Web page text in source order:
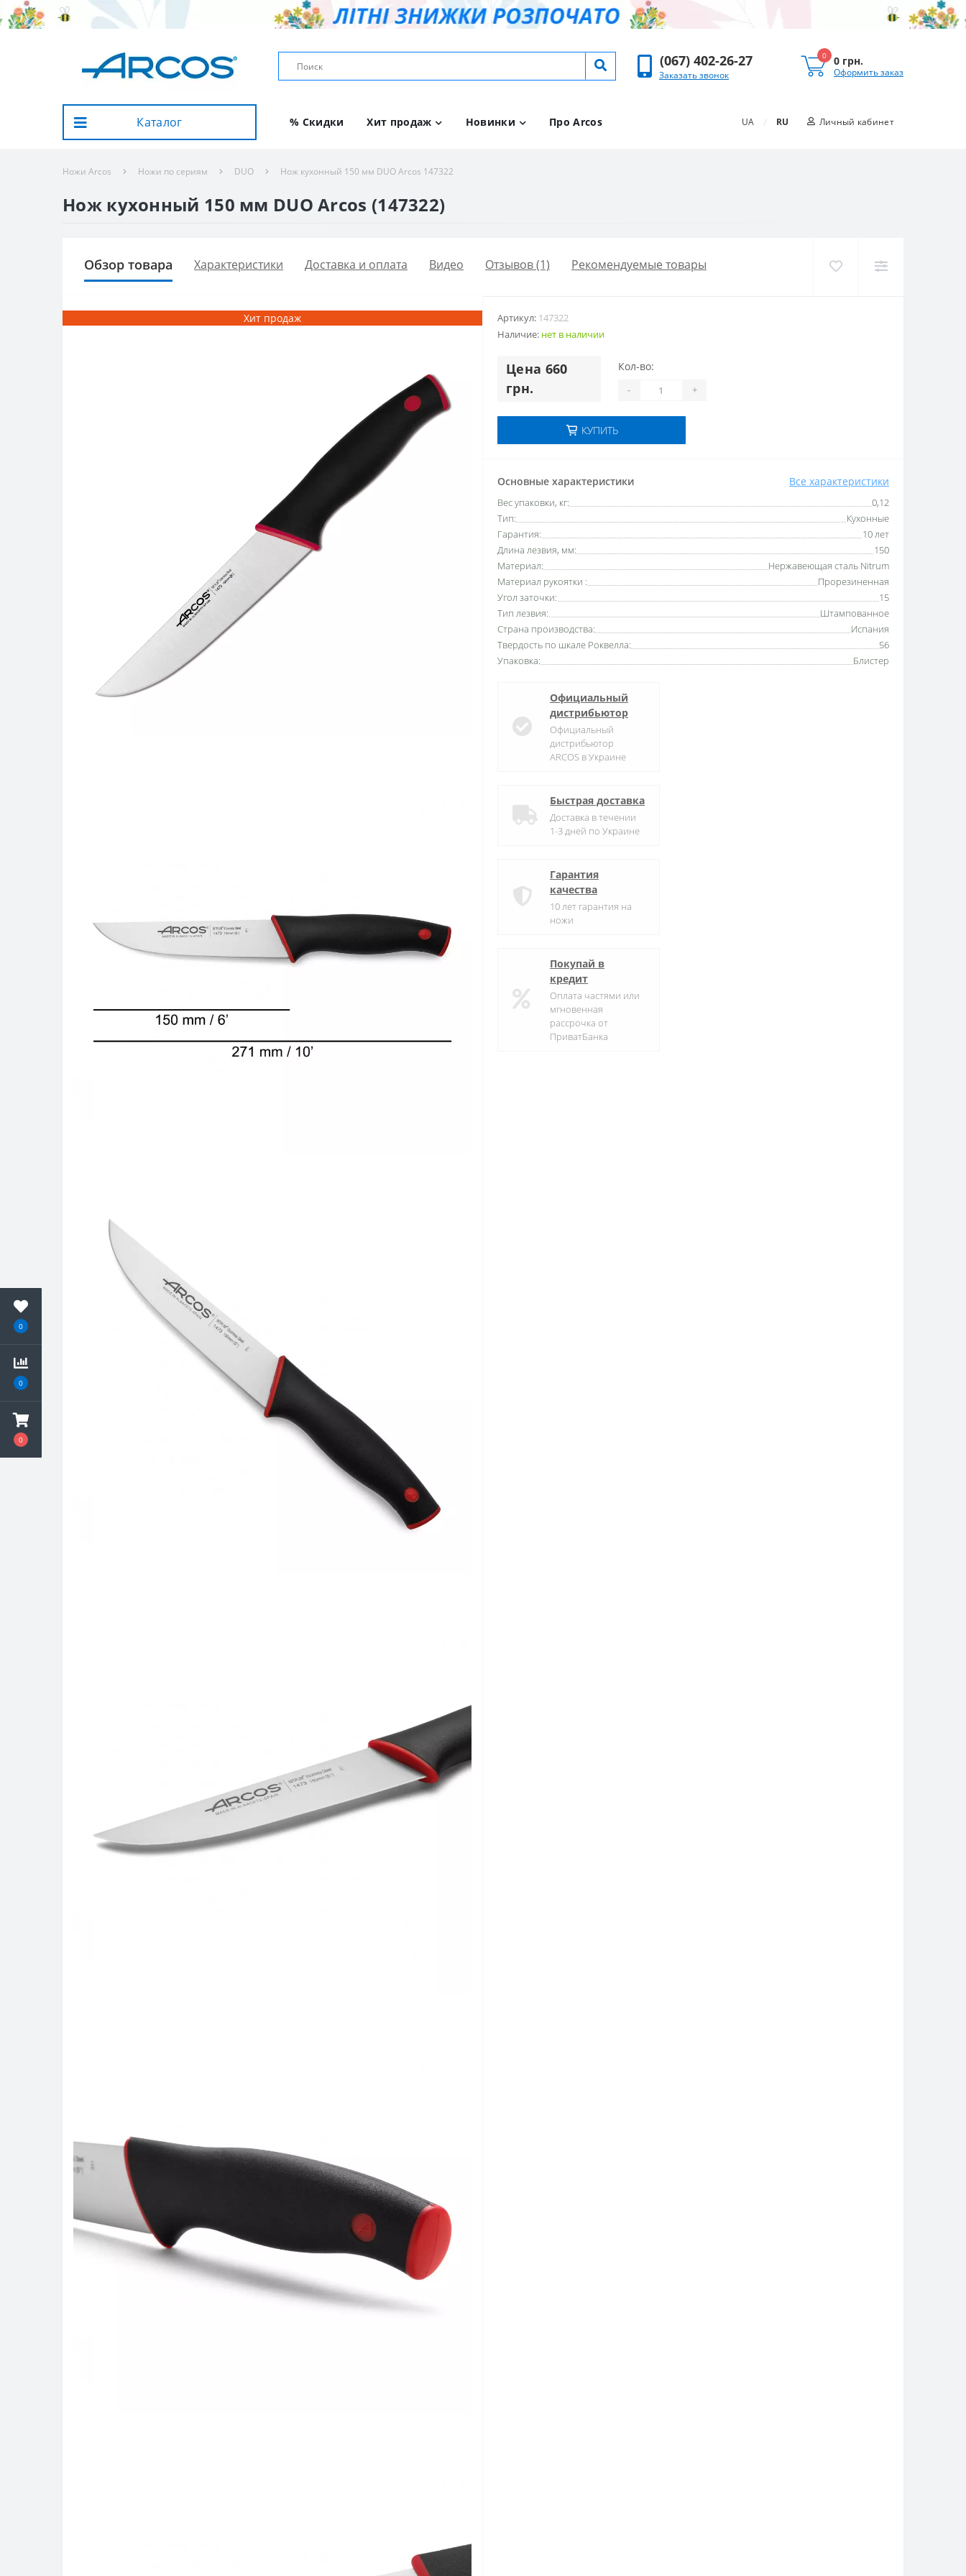
0
0
0
(067) 402-26-27
Заказать звонок
0 0 грн.
Оформить заказ
Каталог % Скидки Хит продаж Новинки Про Arcos UA / RU Личный кабинет
Ножи Arcos Ножи по сериям DUO Нож кухонный 150 мм DUO Arcos 147322
Нож кухонный 150 мм DUO Arcos (147322)
Обзор товара Характеристики Доставка и оплата Видео Отзывов (1) Рекомендуемые товары
Хит продаж Артикул: 147322
Наличие: нет в наличии
Цена 660
грн.
Кол-во:
- +
КУПИТЬ
Основные характеристики Все характеристики
Вес упаковки, кг:
0,12
Тип:
Кухонные
Гарантия:
10 лет
Длина лезвия, мм:
150
Материал:
Нержавеющая сталь Nitrum
Материал рукоятки :
Прорезиненная
Угол заточки:
15
Тип лезвия:
Штампованное
Страна производства:
Испания
Твердость по шкале Роквелла:
56
Упаковка:
Блистер
Официальный
дистрибьютор
Официальный
дистрибьютор
ARCOS в Украине
Быстрая доставка
Доставка в течении
1-3 дней по Украине
Гарантия
качества
10 лет гарантия на
ножи
Покупай в
кредит
Оплата частями или
мгновенная
рассрочка от
ПриватБанка